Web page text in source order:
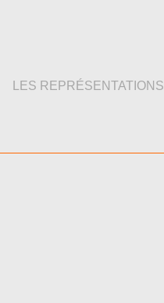
LES REPRÉSENTATIONS